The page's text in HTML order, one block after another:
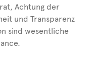
Achtung der
und Transparenz
sind wesentliche